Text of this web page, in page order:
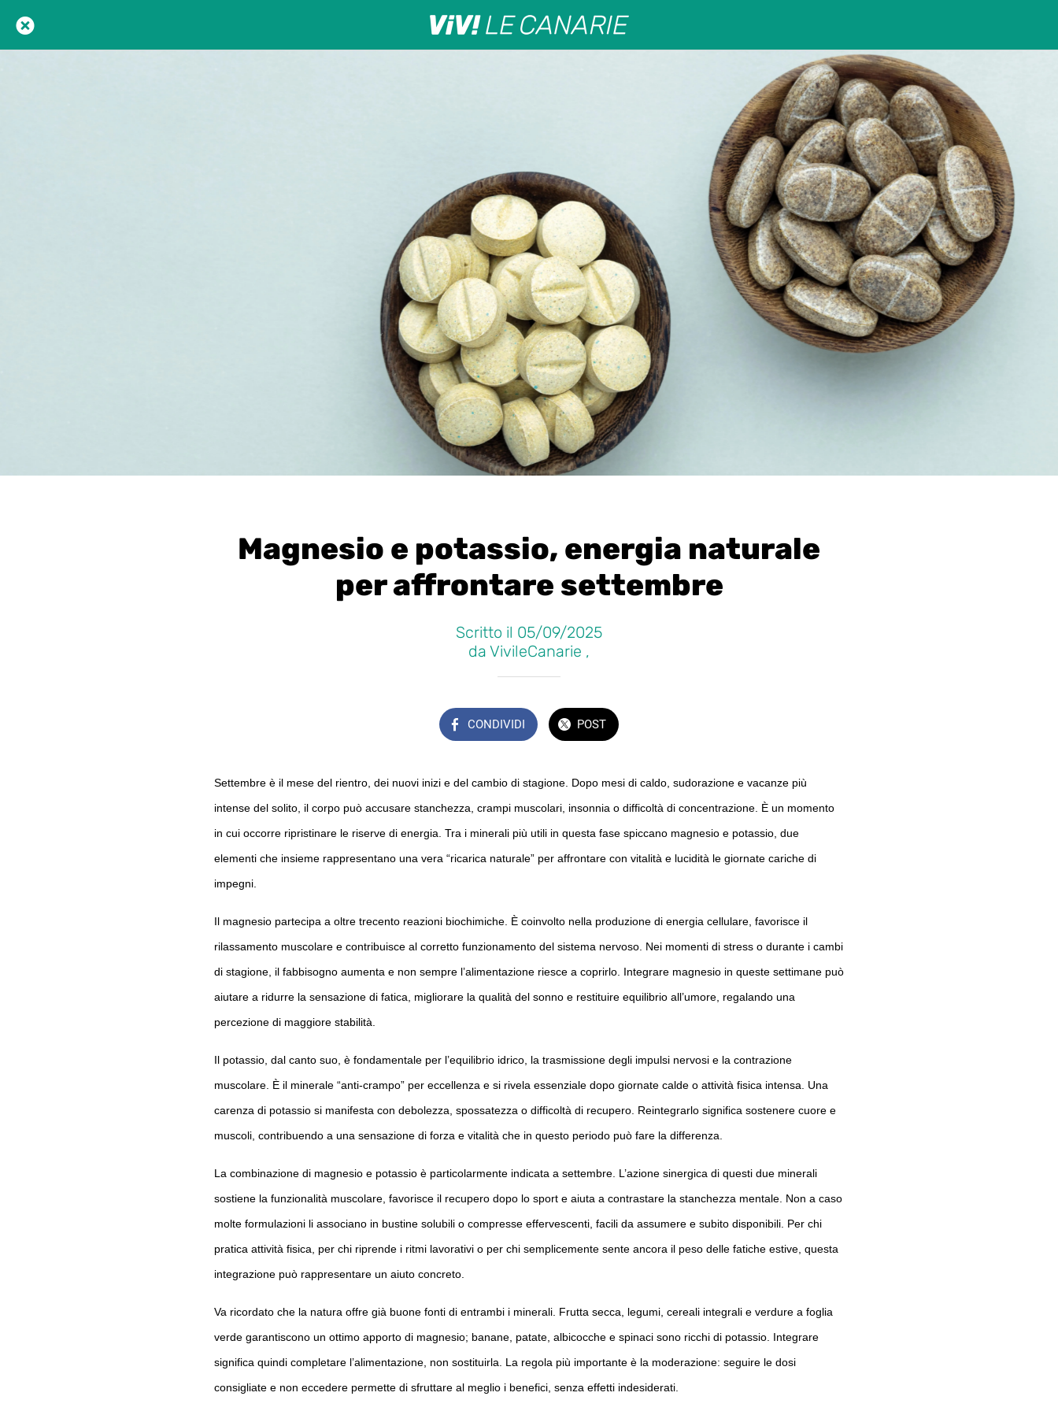
Magnesio e potassio, energia naturale
per affrontare settembre
Scritto il 05/09/2025
da VivileCanarie ,
CONDIVIDI POST
Settembre è il mese del rientro, dei nuovi inizi e del cambio di stagione. Dopo mesi di caldo, sudorazione e vacanze più
intense del solito, il corpo può accusare stanchezza, crampi muscolari, insonnia o difficoltà di concentrazione. È un momento
in cui occorre ripristinare le riserve di energia. Tra i minerali più utili in questa fase spiccano magnesio e potassio, due
elementi che insieme rappresentano una vera “ricarica naturale” per affrontare con vitalità e lucidità le giornate cariche di
impegni.
Il magnesio partecipa a oltre trecento reazioni biochimiche. È coinvolto nella produzione di energia cellulare, favorisce il
rilassamento muscolare e contribuisce al corretto funzionamento del sistema nervoso. Nei momenti di stress o durante i cambi
di stagione, il fabbisogno aumenta e non sempre l’alimentazione riesce a coprirlo. Integrare magnesio in queste settimane può
aiutare a ridurre la sensazione di fatica, migliorare la qualità del sonno e restituire equilibrio all’umore, regalando una
percezione di maggiore stabilità.
Il potassio, dal canto suo, è fondamentale per l’equilibrio idrico, la trasmissione degli impulsi nervosi e la contrazione
muscolare. È il minerale “anti-crampo” per eccellenza e si rivela essenziale dopo giornate calde o attività fisica intensa. Una
carenza di potassio si manifesta con debolezza, spossatezza o difficoltà di recupero. Reintegrarlo significa sostenere cuore e
muscoli, contribuendo a una sensazione di forza e vitalità che in questo periodo può fare la differenza.
La combinazione di magnesio e potassio è particolarmente indicata a settembre. L’azione sinergica di questi due minerali
sostiene la funzionalità muscolare, favorisce il recupero dopo lo sport e aiuta a contrastare la stanchezza mentale. Non a caso
molte formulazioni li associano in bustine solubili o compresse effervescenti, facili da assumere e subito disponibili. Per chi
pratica attività fisica, per chi riprende i ritmi lavorativi o per chi semplicemente sente ancora il peso delle fatiche estive, questa
integrazione può rappresentare un aiuto concreto.
Va ricordato che la natura offre già buone fonti di entrambi i minerali. Frutta secca, legumi, cereali integrali e verdure a foglia
verde garantiscono un ottimo apporto di magnesio; banane, patate, albicocche e spinaci sono ricchi di potassio. Integrare
significa quindi completare l’alimentazione, non sostituirla. La regola più importante è la moderazione: seguire le dosi
consigliate e non eccedere permette di sfruttare al meglio i benefici, senza effetti indesiderati.